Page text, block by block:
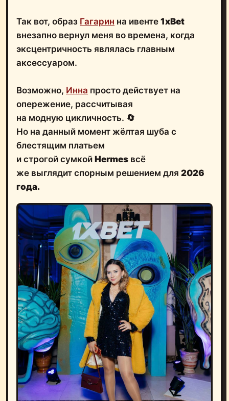
Так вот, образ Гагарин на ивенте 1xBet
внезапно вернул меня во времена, когда
эксцентричность являлась главным
аксессуаром.
Возможно, Инна просто действует на
опережение, рассчитывая
на модную цикличность. 🔄
Но на данный момент жёлтая шуба с
блестящим платьем
и строгой сумкой Hermes всё
же выглядит спорным решением для 2026
года.